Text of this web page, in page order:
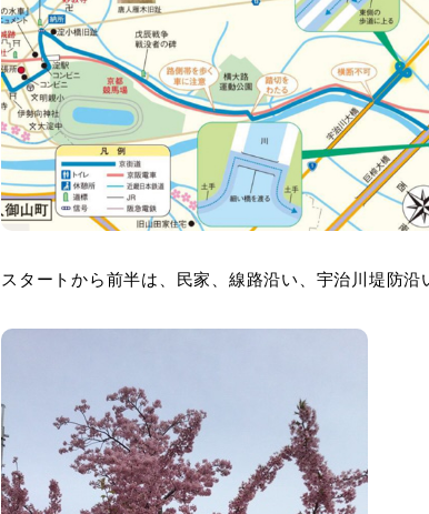
スタートから前半は、民家、線路沿い、宇治川堤防沿